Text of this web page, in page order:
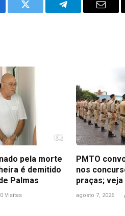
Twitter Telegram Email
pela morte
é demitido
Palmas
0 Visitas
PMTO
nos
praças;
agosto 7, 2026